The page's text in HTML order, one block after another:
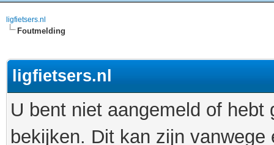
ligfietsers.nl
Foutmelding
ligfietsers.nl
U bent niet aangemeld of
bekijken. Dit kan zijn